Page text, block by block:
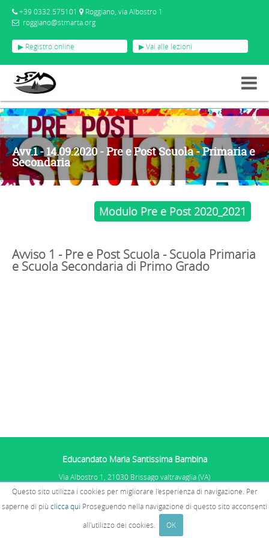
Questo sito utilizza i cookies per migliorare l'esperienza di navigazione. Per
saperne di più clicca qui Proseguendo nella navigazione di questo sito acconsenti
all'utilizzo dei cookies.
OK
+39 0332.575101
Roggiano, via Albostro 1
roggiano@stmarta.org
▶ Registro online ▶ Vai alle lezioni
AVVISI
Avv.1 - 14.09.2020 - Pre e Post Scuola - Primaria e
Secondaria
Modulo Pre e Post 2020_2021
Avviso 1 - Pre e Post Scuola - Scuola Primaria
e Scuola Secondaria di Primo Grado
Educandato Maria Santissima Bambina
Via Albostro 1, 21030 Brissago valtravaglia (VA)
P.IVA: 01067681005 - C.F. 02510770585
PRIVACY E COOKIESE SEGNALAZIONI
WHISTLEBLOWING